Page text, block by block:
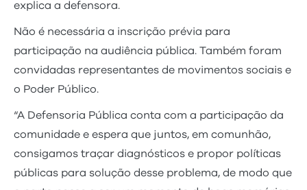
explica a defensora.
Não é necessária a inscrição prévia para
participação na audiência pública. Também foram
convidadas representantes de movimentos sociais e
o Poder Público.
“A Defensoria Pública conta com a participação da
comunidade e espera que juntos, em comunhão,
consigamos traçar diagnósticos e propor políticas
públicas para solução desse problema, de modo que